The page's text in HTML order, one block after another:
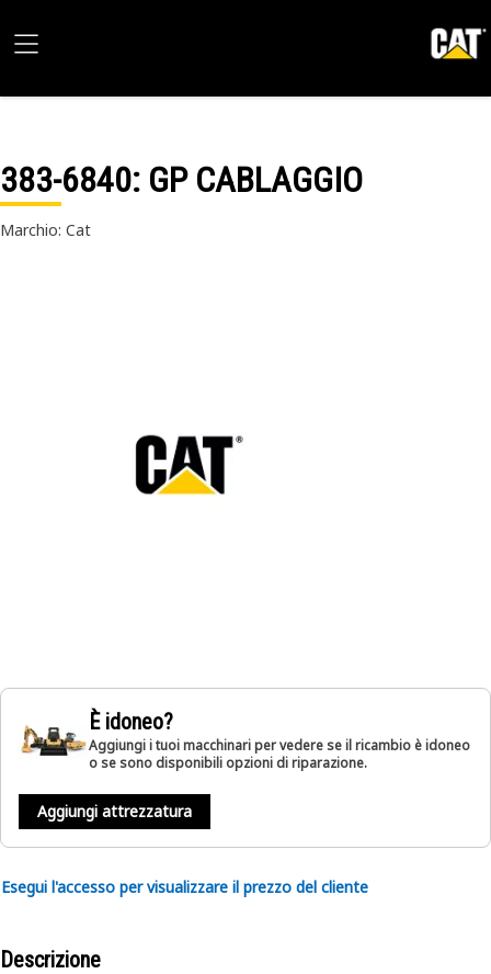
383-6840: GP CABLAGGIO
Marchio: Cat
È idoneo?
Aggiungi i tuoi macchinari per vedere se il ricambio è idoneo
o se sono disponibili opzioni di riparazione.
Aggiungi attrezzatura
Esegui l'accesso per visualizzare il prezzo del cliente
Descrizione